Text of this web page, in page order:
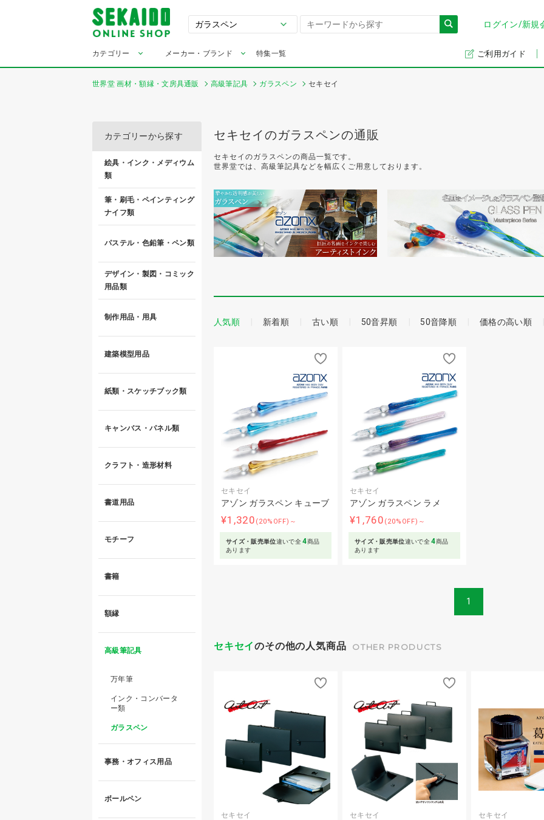
ログイン/新規
カテゴリー メーカー・ブランド 特集一覧 ご利用ガイド
世界堂 画材・額縁・文房具通販 高級筆記具 ガラスペン セキセイ
セキセイのガラスペンの通販
セキセイのガラスペンの商品一覧です。
世界堂では、高級筆記具などを幅広くご用意しております。
人気順 新着順 古い順 50音昇順 50音降順 価格の高い順
セキセイ
アゾン ガラスペン キューブ
¥1,320 (20%OFF)～
サイズ・販売単位違いで全4商品
あります
セキセイ
アゾン ガラスペン ラメ
¥1,760 (20%OFF)～
サイズ・販売単位違いで全4商品
あります
1
セキセイのその他の人気商品 OTHER PRODUCTS
セキセイ セキセイ セキセイ
カテゴリーから探す
絵具・インク・メディウム
類
筆・刷毛・ペインティング
ナイフ類
パステル・色鉛筆・ペン類
デザイン・製図・コミック
用品類
制作用品・用具
建築模型用品
紙類・スケッチブック類
キャンバス・パネル類
クラフト・造形材料
書道用品
モチーフ
書籍
額縁
高級筆記具
万年筆
インク・コンバータ
ー類
ガラスペン
事務・オフィス用品
ボールペン